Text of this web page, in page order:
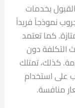
بخدمات
نموذجاً فريداً
كما تعتمد
التكلفة دون
كذلك، تمتلك
على استخدام
منافسة.